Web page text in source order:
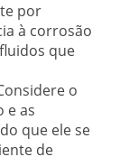
por
à corrosão
que
o
e as
que ele se
de